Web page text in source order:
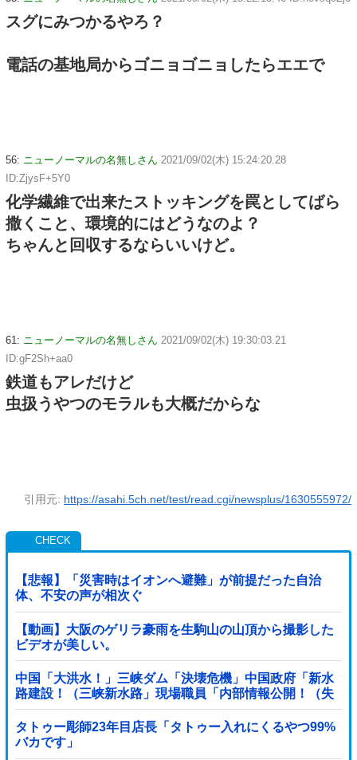
スグにみつかるやろ？
電話の基地局からゴニョゴニョしたらエエで
56: ニューノーマルの名無しさん 2021/09/02(木) 15:24:20.28
ID:ZjysF+5Y0
化学繊維で出来たストッキングを罠としてばら
撒くこと、環境的にはどうなのよ？
ちゃんと回収するならいいけど。
61: ニューノーマルの名無しさん 2021/09/02(木) 19:30:03.21
ID:gF2Sh+aa0
鉄道もアレだけど
虫扱うやつのモラルも大概だからな
引用元: https://asahi.5ch.net/test/read.cgi/newsplus/1630555972/
【悲報】「災害時はイオンへ避難」が前提だった自治
体、不安の声が相次ぐ
【動画】大阪のゲリラ豪雨を生駒山の山頂から撮影した
ビデオが美しい。
中国「大洪水！」三峡ダム「決壊危機」中国政府「新水
路建設！（三峡新水路」現場職員「内部情報公開！（失
踪」湖南省「三峡放流情報（画像」台風13号「...
タトゥー彫師23年目店長「タトゥー入れにくるやつ99%
バカです」